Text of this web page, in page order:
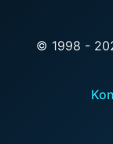
© 1998 -